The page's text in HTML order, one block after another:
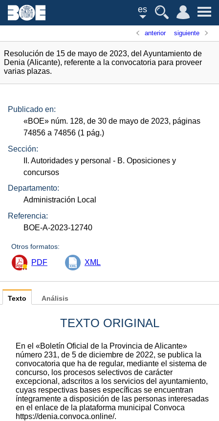
es
anterior siguiente
Resolución de 15 de mayo de 2023, del Ayuntamiento de
Denia (Alicante), referente a la convocatoria para proveer
varias plazas.
Publicado en:
«BOE» núm. 128, de 30 de mayo de 2023, páginas
74856 a 74856 (1 pág.)
Sección:
II. Autoridades y personal - B. Oposiciones y
concursos
Departamento:
Administración Local
Referencia:
BOE-A-2023-12740
Otros formatos:
PDF XML
Texto
TEXTO ORIGINAL
En el «Boletín Oficial de la Provincia de Alicante»
número 231, de 5 de diciembre de 2022, se publica la
convocatoria que ha de regular, mediante el sistema de
concurso, los procesos selectivos de carácter
excepcional, adscritos a los servicios del ayuntamiento,
cuyas respectivas bases específicas se encuentran
íntegramente a disposición de las personas interesadas
en el enlace de la plataforma municipal Convoca
https://denia.convoca.online/.
Análisis